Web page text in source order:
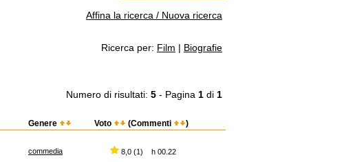
Affina la ricerca / Nuova ricerca
Ricerca per: Film | Biografie
Numero di risultati: 5 - Pagina 1 di 1
Genere Voto (Commenti )
commedia
8,0 (1) h 00.22